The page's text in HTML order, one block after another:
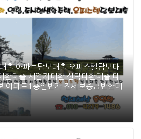
출 아파트담보대출 오피스텔담보대
대출 사업자대환 신탁대환대출 대
아파트1층일반가 전세보증금반환대